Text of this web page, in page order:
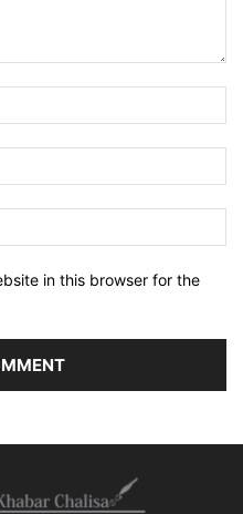
in this browser for the